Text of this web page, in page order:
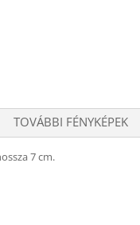
TOVÁBBI FÉNYKÉPEK
7 cm.